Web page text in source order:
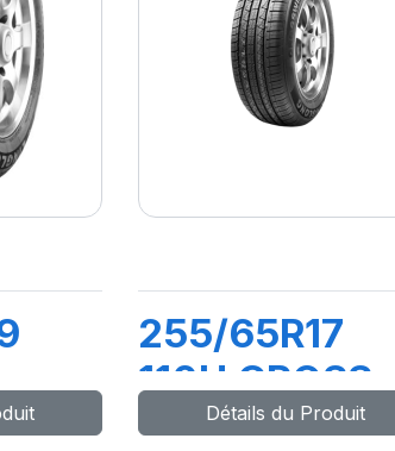
255/65R17
110H CROSS
WIND 4X4
Détails du Produit